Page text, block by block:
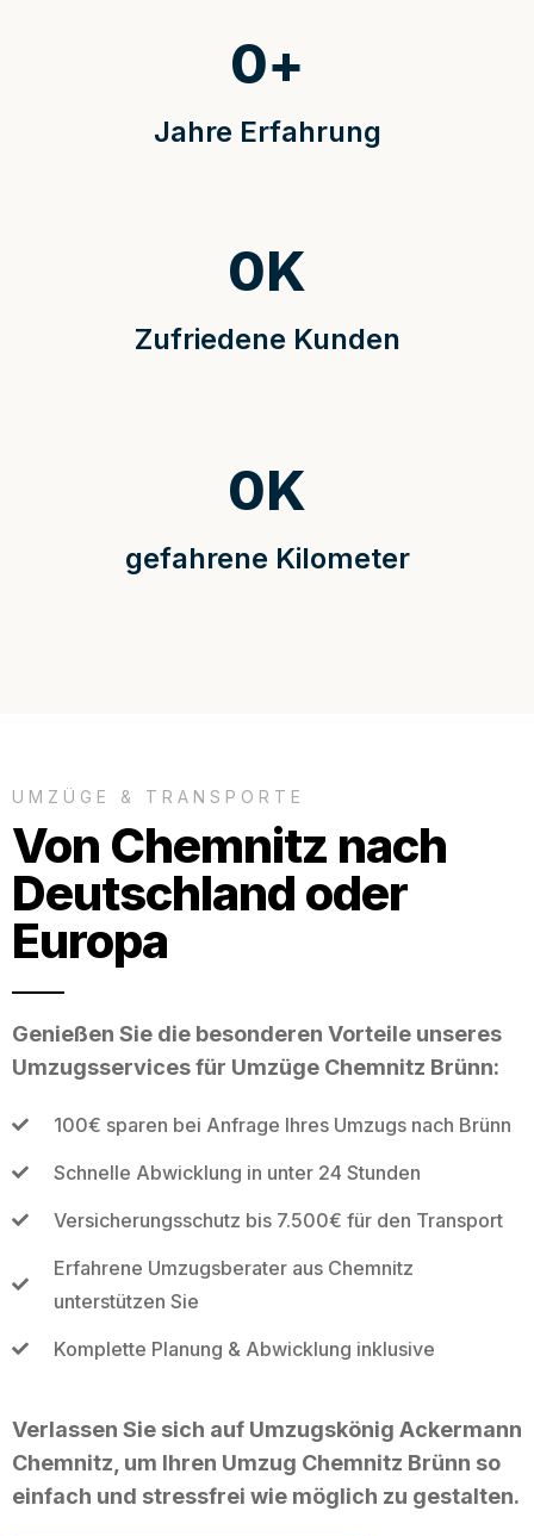
Jahre Erfahrung
0+
Zufriedene Kunden
0K
gefahrene Kilometer
0K
UMZÜGE & TRANSPORTE
Von Chemnitz nach
Deutschland oder
Europa
Genießen Sie die besonderen Vorteile unseres
Umzugsservices für Umzüge Chemnitz Brünn:
100€ sparen bei Anfrage Ihres Umzugs nach Brünn
Schnelle Abwicklung in unter 24 Stunden
Versicherungsschutz bis 7.500€ für den Transport
Erfahrene Umzugsberater aus Chemnitz
unterstützen Sie
Komplette Planung & Abwicklung inklusive
Verlassen Sie sich auf Umzugskönig Ackermann
Chemnitz, um Ihren Umzug Chemnitz Brünn so
einfach und stressfrei wie möglich zu gestalten.